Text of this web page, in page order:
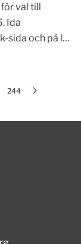
val till
Ida
sida och på l…
244